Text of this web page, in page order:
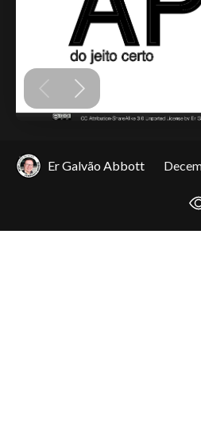
Er Galvão Abbott